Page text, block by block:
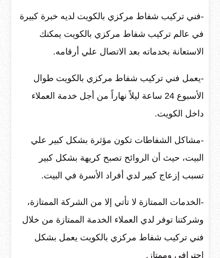
-فني تركيب شفاط مركزي بالكويت لديه خبرة كبيرة
في عالم تركيب شفاط مركزي بالكويت يمكنك
الاستعانة بخدماته بعد الاتصال علي أرقامه.
-يعمل فني تركيب شفاط مركزي بالكويت طوال
الأسبوع 24 ساعة ليلاً نهاراً من أجل خدمة العملاء
داخل الكويت.
-مشاكل الشفاطات تكون مؤثرة بشكل كبير علي
البيت، حيث أن الروائح تصبح كريهة بشكل كبير
تسبب إزعاج كبير لدي أفراد الأسرة في البيت.
-الخدمات الممتازة لا تأتي إلا من الشركة الممتازة،
وشركتنا توفر لدي العملاء الخدمة الممتازة من خلال
فني تركيب شفاط مركزي بالكويت يعمل بشكل
احترافي وممتاز.